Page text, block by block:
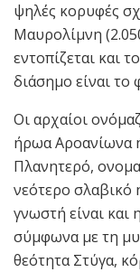
ψηλές κορυφές
Μαυρολίμνη
εντοπίζεται και
διάσημο είναι το
Οι αρχαίοι
ήρωα Αροανίωνα
Πλανητερό,
νεότερο σλαβικό
γνωστή είναι και
σύμφωνα με τη
θεότητα Στύγα,